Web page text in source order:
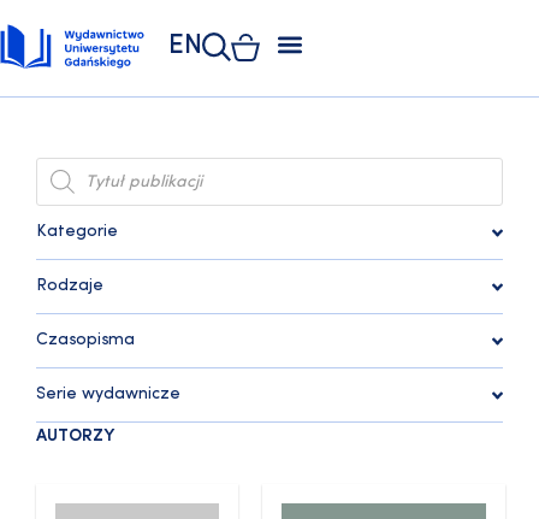
EN
Kategorie
Rodzaje
Czasopisma
Serie wydawnicze
AUTORZY